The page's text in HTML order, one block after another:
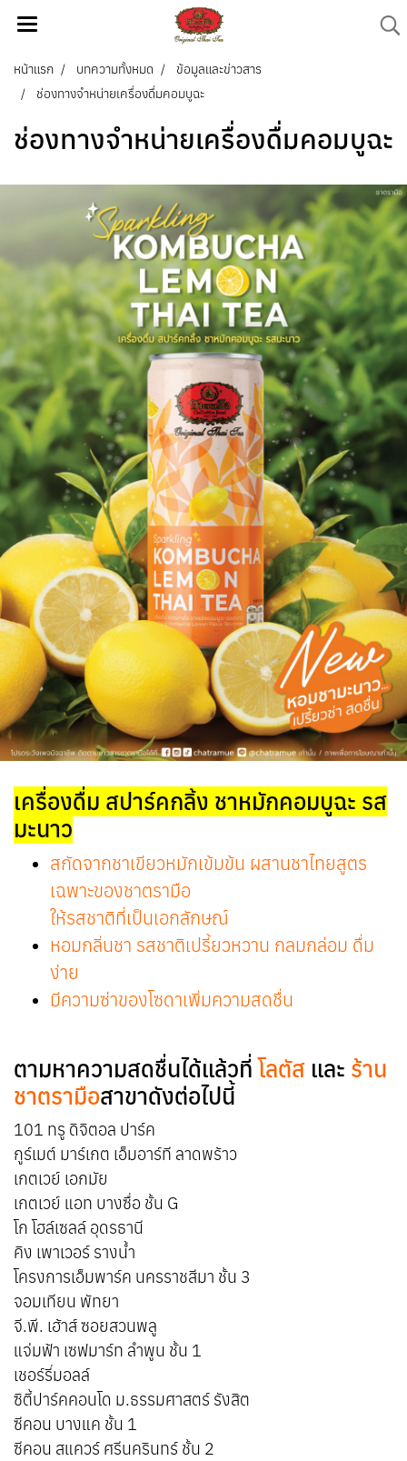
หน้าแรก บทความทั้งหมด
ข้อมูลและข่าวสาร
ช่องทางจำหน่ายเครื่องดื่มคอมบูฉะ
ช่องทางจำหน่ายเครื่องดื่มคอมบูฉะ
เครื่องดื่ม สปาร์คกลิ้ง ชาหมักคอมบูฉะ รส
มะนาว
สกัดจากชาเขียวหมักเข้มข้น ผสานชาไทยสูตร
เฉพาะของชาตรามือ
ให้รสชาติที่เป็นเอกลักษณ์
หอมกลิ่นชา รสชาติเปรี้ยวหวาน กลมกล่อม ดื่ม
ง่าย
มีความซ่าของโซดาเพิ่มความสดชื่น
ตามหาความสดชื่นได้แล้วที่โลตัส และ ร้าน
ชาตรามือสาขาดังต่อไปนี้
101 ทรู ดิจิตอล ปาร์ค
กูร์เมต์ มาร์เกต เอ็มอาร์ที ลาดพร้าว
เกตเวย์ เอกมัย
เกตเวย์ แอท บางซื่อ ชั้น G
โก โฮล์เซลล์ อุดรธานี
คิง เพาเวอร์ รางน้ำ
โครงการเอ็มพาร์ค นครราชสีมา ชั้น 3
จอมเทียน พัทยา
จี.พี. เฮ้าส์ ซอยสวนพลู
แจ่มฟ้า เซฟมาร์ท ลำพูน ชั้น 1
เชอร์รี่มอลล์
ซิตี้ปาร์คคอนโด ม.ธรรมศาสตร์ รังสิต
ซีคอน บางแค ชั้น 1
ซีคอน สแควร์ ศรีนครินทร์ ชั้น 2